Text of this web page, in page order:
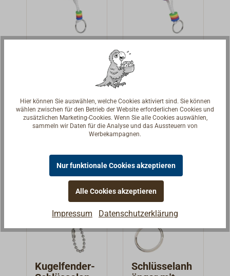
Schaumstoff.
Durch die
Auftriebskraft
(ca. 40g) werden
Ihre wertvollen
Schlüssel über
gehalten.
3,95 € *
Details
Schlüsselanh
änger aus
Schaumstoff.
Durch die
Auftriebskraft
des
(ca. 40g) werden
Ihre wertvollen
Schlüssel über
gehalten.
3,95 € *
Details
Kugelfender-
Schlüsselanh
Hier können Sie auswählen, welche Cookies aktiviert sind. Sie können
wählen zwischen für den Betrieb der Website erforderlichen Cookies und
zusätzlichen Marketing-Cookies. Wenn Sie alle Cookies auswählen,
sammeln wir Daten für die Analyse und das Aussteuern von
Werbekampagnen.
Nur funktionale Cookies akzeptieren
Alle Cookies akzeptieren
Impressum Datenschutzerklärung